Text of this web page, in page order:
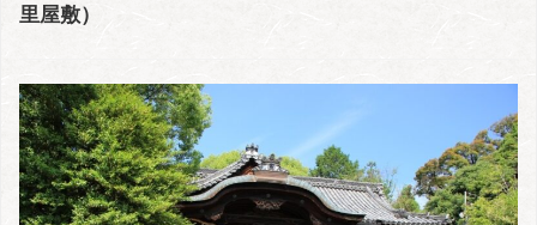
里屋敷）